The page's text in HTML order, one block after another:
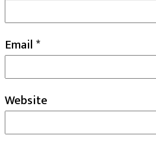
Email*
Website